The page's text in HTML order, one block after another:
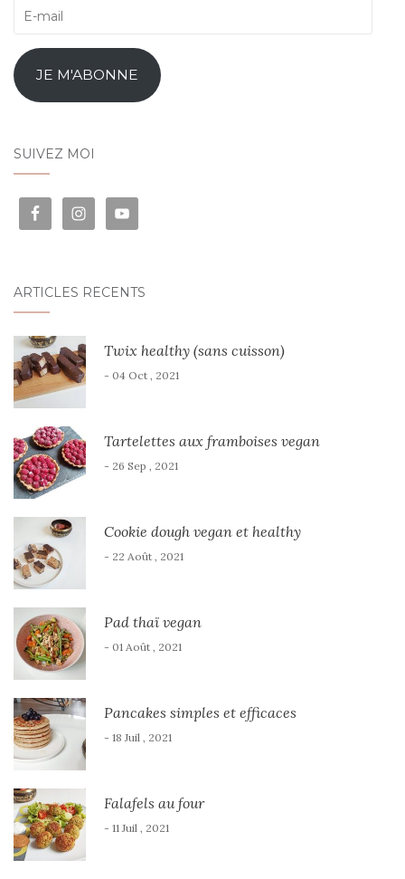
E-
JE M'ABONNE
SUIVEZ MOI
ARTICLES RÉCENTS
Twix healthy (sans cuisson)
- 04 Oct , 2021
Tartelettes aux framboises vegan
- 26 Sep , 2021
Cookie dough vegan et healthy
- 22 Août , 2021
Pad thaï vegan
- 01 Août , 2021
Pancakes simples et efficaces
- 18 Juil , 2021
Falafels au four
- 11 Juil , 2021